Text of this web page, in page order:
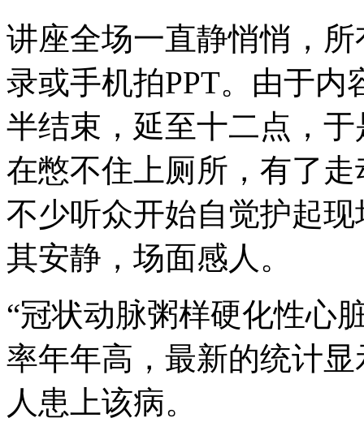
讲座全场一直静悄悄，
录或手机拍PPT。由于
半结束，延至十二点，
在憋不住上厕所，有了
不少听众开始自觉护起
其安静，场面感人。
“冠状动脉粥样硬化性心
率年年高，最新的统计
人患上该病。